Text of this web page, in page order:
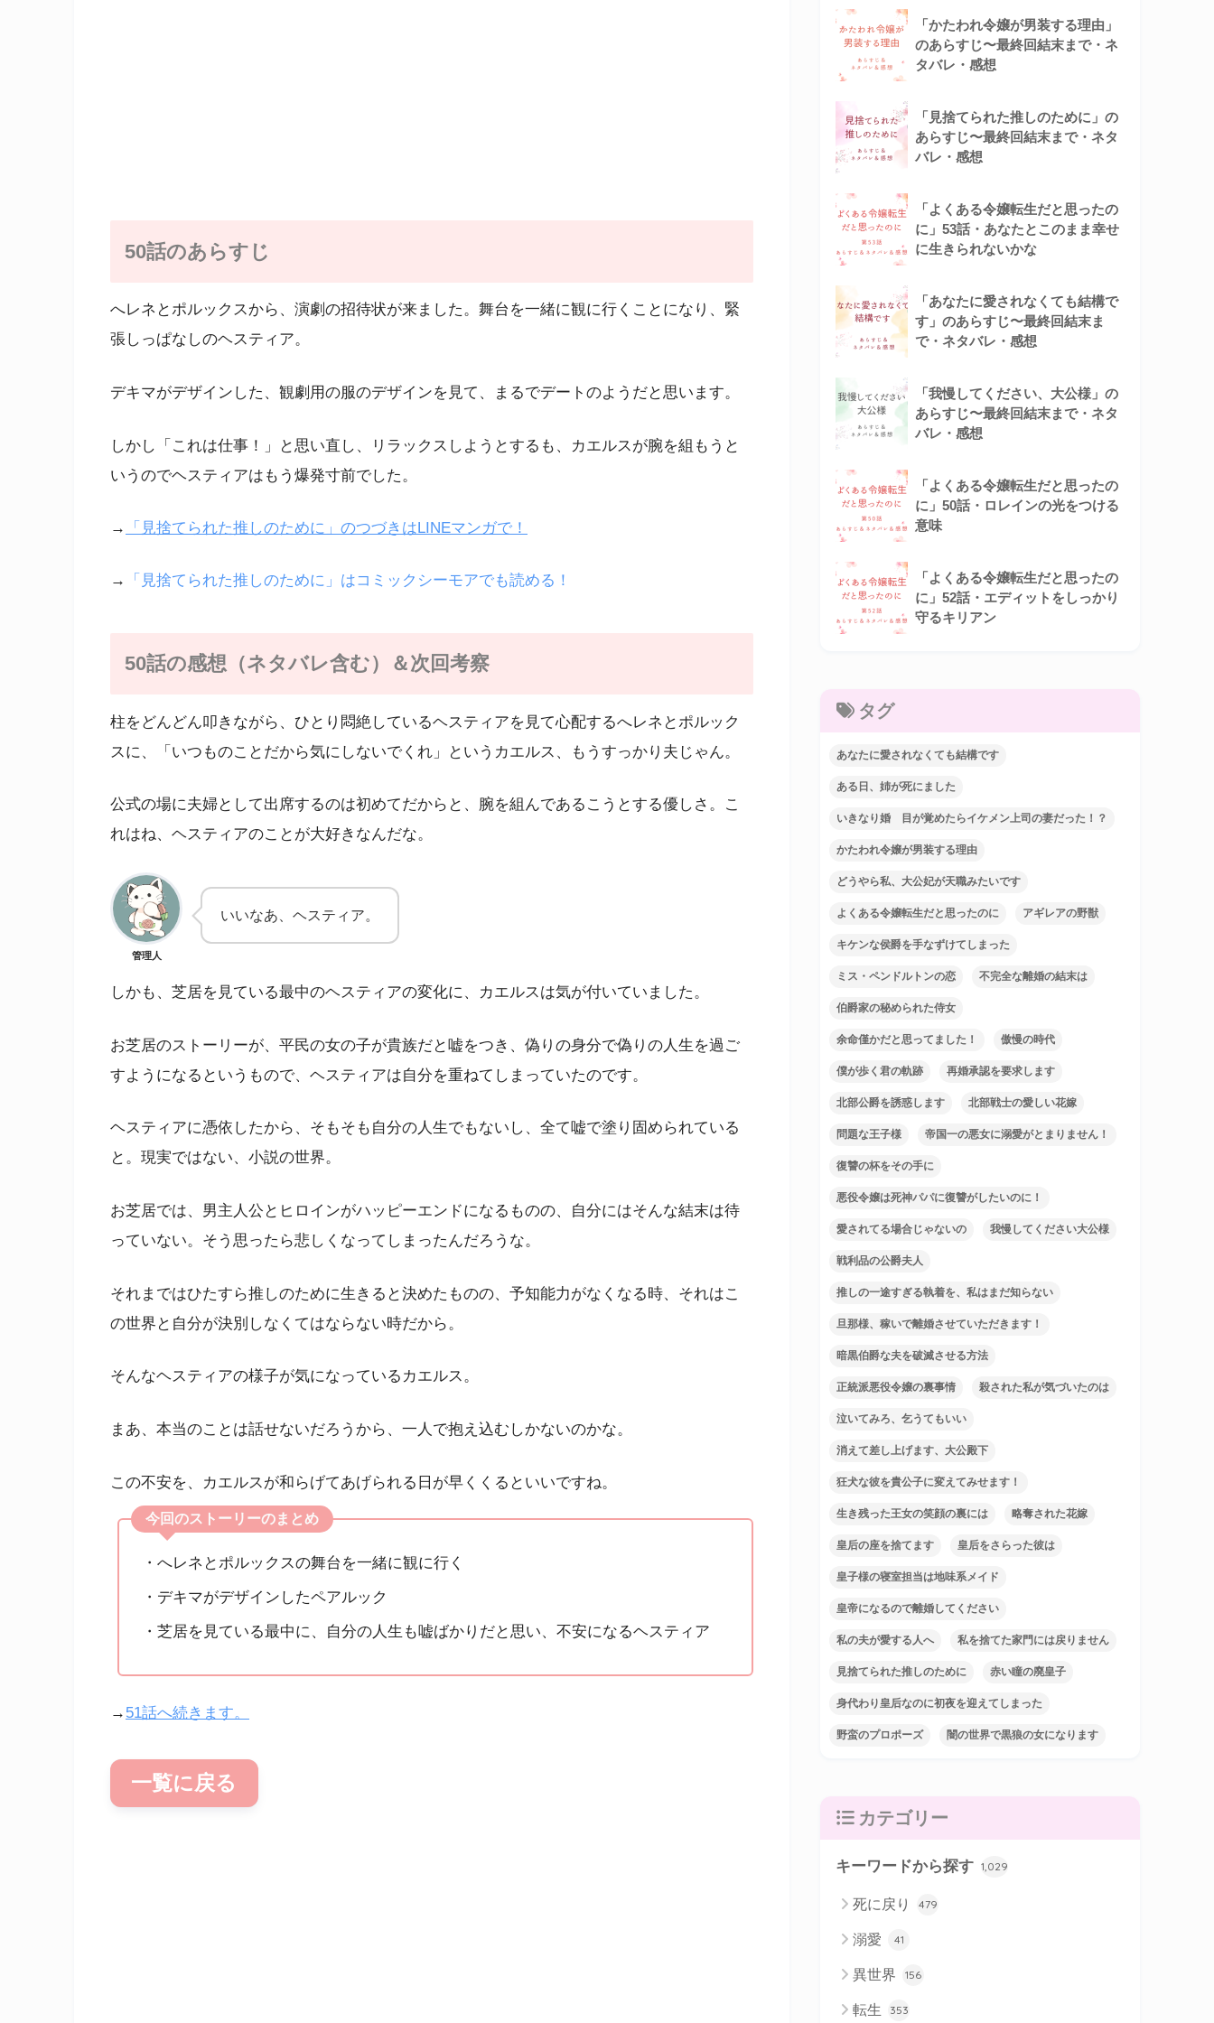
50話のあらすじ
へレネとポルックスから、演劇の招待状が来ました。舞台を一緒に観に行くことになり、緊
張しっぱなしのヘスティア。
デキマがデザインした、観劇用の服のデザインを見て、まるでデートのようだと思います。
しかし「これは仕事！」と思い直し、リラックスしようとするも、カエルスが腕を組もうと
いうのでヘスティアはもう爆発寸前でした。
→ 「見捨てられた推しのために」のつづきはLINEマンガで！
→ 「見捨てられた推しのために」はコミックシーモアでも読める！
50話の感想（ネタバレ含む）＆次回考察
柱をどんどん叩きながら、ひとり悶絶しているヘスティアを見て心配するへレネとポルック
スに、「いつものことだから気にしないでくれ」というカエルス、もうすっかり夫じゃん。
公式の場に夫婦として出席するのは初めてだからと、腕を組んであるこうとする優しさ。こ
れはね、ヘスティアのことが大好きなんだな。
管理人
いいなあ、ヘスティア。
しかも、芝居を見ている最中のヘスティアの変化に、カエルスは気が付いていました。
お芝居のストーリーが、平民の女の子が貴族だと嘘をつき、偽りの身分で偽りの人生を過ご
すようになるというもので、ヘスティアは自分を重ねてしまっていたのです。
ヘスティアに憑依したから、そもそも自分の人生でもないし、全て嘘で塗り固められている
と。現実ではない、小説の世界。
お芝居では、男主人公とヒロインがハッピーエンドになるものの、自分にはそんな結末は待
っていない。そう思ったら悲しくなってしまったんだろうな。
それまではひたすら推しのために生きると決めたものの、予知能力がなくなる時、それはこ
の世界と自分が決別しなくてはならない時だから。
そんなヘスティアの様子が気になっているカエルス。
まあ、本当のことは話せないだろうから、一人で抱え込むしかないのかな。
この不安を、カエルスが和らげてあげられる日が早くくるといいですね。
今回のストーリーのまとめ
・へレネとポルックスの舞台を一緒に観に行く
・デキマがデザインしたペアルック
・芝居を見ている最中に、自分の人生も嘘ばかりだと思い、不安になるヘスティア
→ 51話へ続きます。
一覧に戻る
「かたわれ令嬢が男装する理由」
のあらすじ〜最終回結末まで・ネ
タバレ・感想
「見捨てられた推しのために」の
あらすじ〜最終回結末まで・ネタ
バレ・感想
「よくある令嬢転生だと思ったの
に」53話・あなたとこのまま幸せ
に生きられないかな
「あなたに愛されなくても結構で
す」のあらすじ〜最終回結末ま
で・ネタバレ・感想
「我慢してください、大公様」の
あらすじ〜最終回結末まで・ネタ
バレ・感想
「よくある令嬢転生だと思ったの
に」50話・ロレインの光をつける
意味
「よくある令嬢転生だと思ったの
に」52話・エディットをしっかり
守るキリアン
タグ
あなたに愛されなくても結構です
ある日、姉が死にました
いきなり婚 目が覚めたらイケメン上司の妻だった！？
かたわれ令嬢が男装する理由
どうやら私、大公妃が天職みたいです
よくある令嬢転生だと思ったのに アギレアの野獣
キケンな侯爵を手なずけてしまった
ミス・ペンドルトンの恋 不完全な離婚の結末は
伯爵家の秘められた侍女
余命僅かだと思ってました！ 傲慢の時代
僕が歩く君の軌跡 再婚承認を要求します
北部公爵を誘惑します 北部戦士の愛しい花嫁
問題な王子様 帝国一の悪女に溺愛がとまりません！
復讐の杯をその手に
悪役令嬢は死神パパに復讐がしたいのに！
愛されてる場合じゃないの 我慢してください大公様
戦利品の公爵夫人
推しの一途すぎる執着を、私はまだ知らない
旦那様、稼いで離婚させていただきます！
暗黒伯爵な夫を破滅させる方法
正統派悪役令嬢の裏事情 殺された私が気づいたのは
泣いてみろ、乞うてもいい
消えて差し上げます、大公殿下
狂犬な彼を貴公子に変えてみせます！
生き残った王女の笑顔の裏には 略奪された花嫁
皇后の座を捨てます 皇后をさらった彼は
皇子様の寝室担当は地味系メイド
皇帝になるので離婚してください
私の夫が愛する人へ 私を捨てた家門には戻りません
見捨てられた推しのために 赤い瞳の廃皇子
身代わり皇后なのに初夜を迎えてしまった
野蛮のプロポーズ 闇の世界で黒狼の女になります
カテゴリー
キーワードから探す 1,029
死に戻り 479
溺愛 41
異世界 156
転生 353